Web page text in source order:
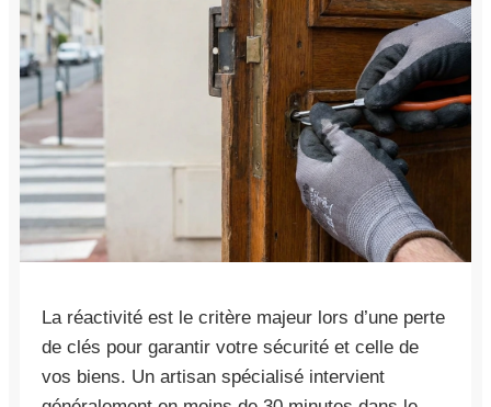
La réactivité est le critère majeur lors d’une perte
de clés pour garantir votre sécurité et celle de
vos biens. Un artisan spécialisé intervient